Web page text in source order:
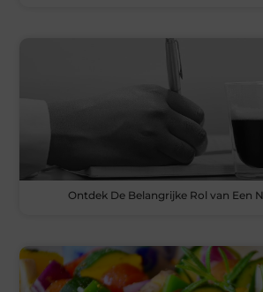
Ontdek De Belangrijke Rol van Een